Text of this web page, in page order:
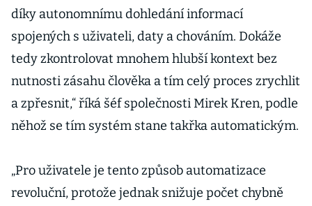
díky autonomnímu dohledání informací
spojených s uživateli, daty a chováním. Dokáže
tedy zkontrolovat mnohem hlubší kontext bez
nutnosti zásahu člověka a tím celý proces zrychlit
a zpřesnit,“ říká šéf společnosti Mirek Kren, podle
něhož se tím systém stane takřka automatickým.
„Pro uživatele je tento způsob automatizace
revoluční, protože jednak snižuje počet chybně